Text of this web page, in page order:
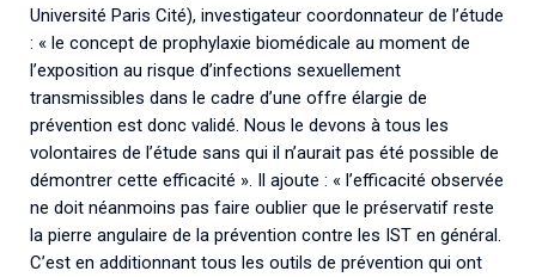
Université Paris Cité), investigateur coordonnateur de l’étude
: « le concept de prophylaxie biomédicale au moment de
l’exposition au risque d’infections sexuellement
transmissibles dans le cadre d’une offre élargie de
prévention est donc validé. Nous le devons à tous les
volontaires de l’étude sans qui il n’aurait pas été possible de
démontrer cette efficacité ». Il ajoute : « l’efficacité observée
ne doit néanmoins pas faire oublier que le préservatif reste
la pierre angulaire de la prévention contre les IST en général.
C’est en additionnant tous les outils de prévention qui ont